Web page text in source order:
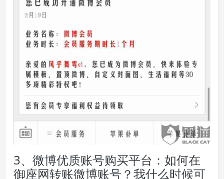
3、微博优质账号购买平台：如何在
御座网转账微博账号？我什么时候可